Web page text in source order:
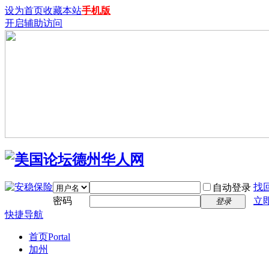
设为首页收藏本站手机版
开启辅助访问
自动登录 找
密码
登录
立
快捷导航
首页Portal
加州